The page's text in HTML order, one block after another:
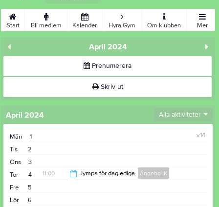
Start Bli medlem Kalender Hyra Gym Om klubben Mer
April 2024
Prenumerera
Skriv ut
April 2024 Alla aktiviteter
1
Mån
v.14
2
Tis
3
Ons
4
Tor 11:00 Jympa för daglediga. Ängebo IK
5
Fre
6
Lör